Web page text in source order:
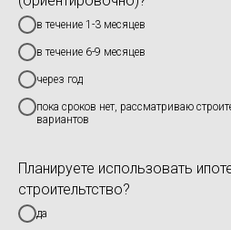
в течение 1-3 месяцев
в течение 6-9 месяцев
через год
пока сроков нет, рассматриваю
вариантов
Планируете использовать
строительтство?
да